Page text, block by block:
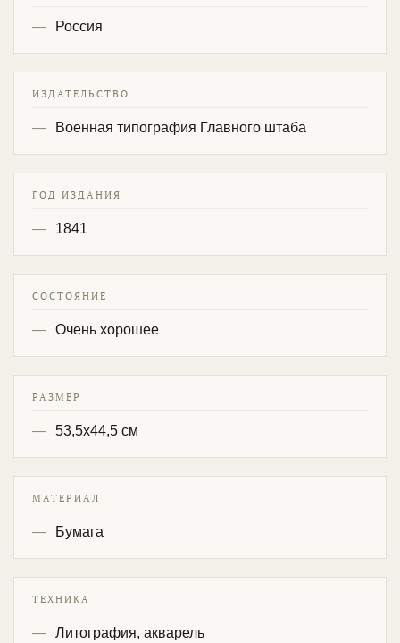
Россия
ИЗДАТЕЛЬСТВО
Военная типография Главного штаба
ГОД ИЗДАНИЯ
1841
СОСТОЯНИЕ
Очень хорошее
РАЗМЕР
53,5х44,5 см
МАТЕРИАЛ
Бумага
ТЕХНИКА
Литография, акварель